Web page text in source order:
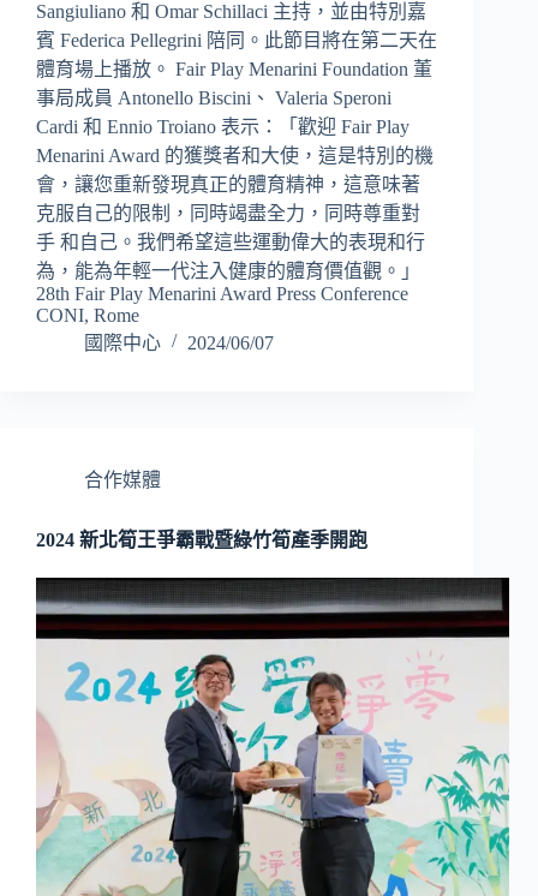
Sangiuliano 和 Omar Schillaci 主持，並由特別嘉
賓 Federica Pellegrini 陪同。此節目將在第二天在
體育場上播放。 Fair Play Menarini Foundation 董
事局成員 Antonello Biscini、 Valeria Speroni
Cardi 和 Ennio Troiano 表示：「歡迎 Fair Play
Menarini Award 的獲獎者和大使，這是特別的機
會，讓您重新發現真正的體育精神，這意味著
克服自己的限制，同時竭盡全力，同時尊重對
手 和自己。我們希望這些運動偉大的表現和行
為，能為年輕一代注入健康的體育價值觀。」
28th Fair Play Menarini Award Press Conference
CONI, Rome
國際中心
2024/06/07
合作媒體
2024 新北筍王爭霸戰暨綠竹筍產季開跑